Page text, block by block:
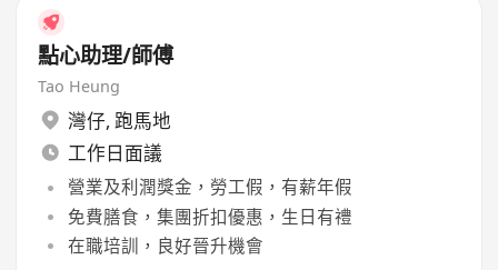
點心助理/師傅
Tao Heung
灣仔, 跑馬地
工作日面議
營業及利潤獎金，勞工假，有薪年假
免費膳食，集團折扣優惠，生日有禮
在職培訓，良好晉升機會